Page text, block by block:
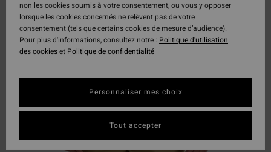
non les cookies soumis à votre consentement, ou vous y opposer
lorsque les cookies concernés ne relèvent pas de votre
consentement (tels que certains cookies de mesure d’audience).
Pour plus d'informations, consultez notre : Politique d'utilisation
des cookieset Politique de confidentialité
Personnaliser mes choix
Tout accepter